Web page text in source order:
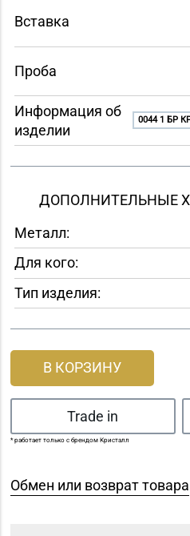
Вставка
Проба
Информация об
изделии
0044 1 БР
ДОПОЛНИТЕЛЬНЫЕ
Металл:
Для кого:
Тип изделия:
В КОРЗИНУ
Trade in
* работает только с брендом Кристалл
Обмен или возврат товара